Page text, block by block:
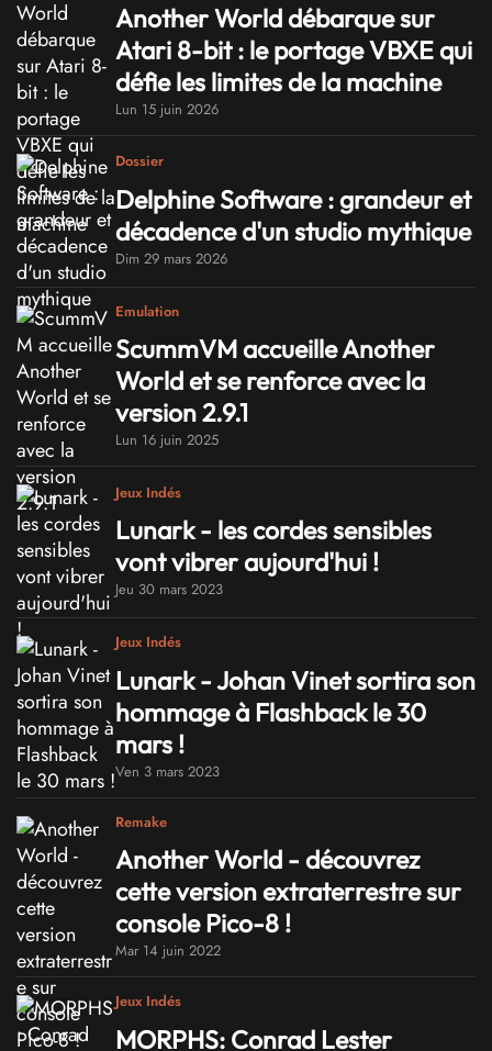
Another World débarque sur
Atari 8-bit : le portage VBXE qui
défie les limites de la machine
Lun 15 juin 2026
Dossier
Delphine Software : grandeur et
décadence d'un studio mythique
Dim 29 mars 2026
Emulation
ScummVM accueille Another
World et se renforce avec la
version 2.9.1
Lun 16 juin 2025
Jeux Indés
Lunark - les cordes sensibles
vont vibrer aujourd'hui !
Jeu 30 mars 2023
Jeux Indés
Lunark - Johan Vinet sortira son
hommage à Flashback le 30
mars !
Ven 3 mars 2023
Remake
Another World - découvrez
cette version extraterrestre sur
console Pico-8 !
Mar 14 juin 2022
Jeux Indés
MORPHS: Conrad Lester